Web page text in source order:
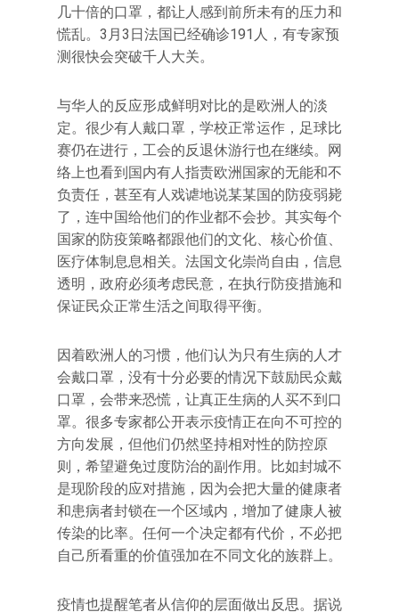
几十倍的口罩，都让人感到前所未有的压力和
慌乱。3月3日法国已经确诊191人，有专家预
测很快会突破千人大关。
与华人的反应形成鲜明对比的是欧洲人的淡
定。很少有人戴口罩，学校正常运作，足球比
赛仍在进行，工会的反退休游行也在继续。网
络上也看到国内有人指责欧洲国家的无能和不
负责任，甚至有人戏谑地说某某国的防疫弱毙
了，连中国给他们的作业都不会抄。其实每个
国家的防疫策略都跟他们的文化、核心价值、
医疗体制息息相关。法国文化崇尚自由，信息
透明，政府必须考虑民意，在执行防疫措施和
保证民众正常生活之间取得平衡。
因着欧洲人的习惯，他们认为只有生病的人才
会戴口罩，没有十分必要的情况下鼓励民众戴
口罩，会带来恐慌，让真正生病的人买不到口
罩。很多专家都公开表示疫情正在向不可控的
方向发展，但他们仍然坚持相对性的防控原
则，希望避免过度防治的副作用。比如封城不
是现阶段的应对措施，因为会把大量的健康者
和患病者封锁在一个区域内，增加了健康人被
传染的比率。任何一个决定都有代价，不必把
自己所看重的价值强加在不同文化的族群上。
疫情也提醒笔者从信仰的层面做出反思。据说